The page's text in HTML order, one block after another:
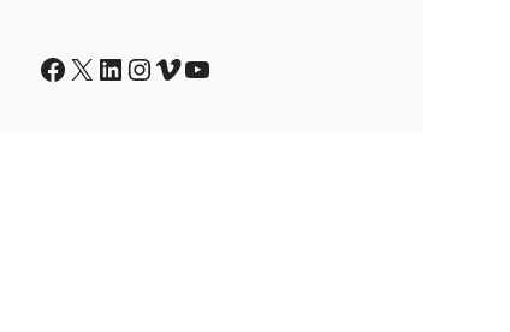
IntranetBOX auf Facebook
X IntranetBOX auf LinkedIn
IntranetBOX auf Instagram
IntranetBOX auf VimeoIntranetBOX auf Youtube